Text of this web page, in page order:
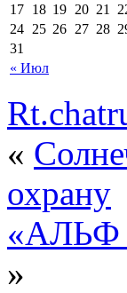
« Июл
17 18 19 20 21
24 25 26 27 28
31
«
охрану
«АЛЬФ
»